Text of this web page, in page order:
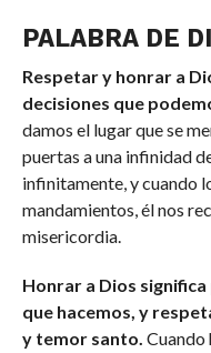
PALABRA DE
Respetar y honrar a
decisiones que
damos el lugar que se
puertas a una infinidad
infinitamente, y cuando
mandamientos, él nos
misericordia.
Honrar a Dios
que hacemos, y
y temor santo. Cuando